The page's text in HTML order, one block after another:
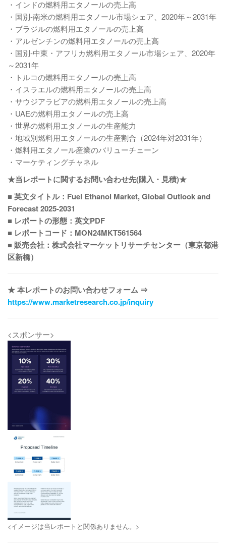
・インドの燃料用エタノールの売上高
・国別-南米の燃料用エタノール市場シェア、2020年～2031年
・ブラジルの燃料用エタノールの売上高
・アルゼンチンの燃料用エタノールの売上高
・国別-中東・アフリカ燃料用エタノール市場シェア、2020年
～2031年
・トルコの燃料用エタノールの売上高
・イスラエルの燃料用エタノールの売上高
・サウジアラビアの燃料用エタノールの売上高
・UAEの燃料用エタノールの売上高
・世界の燃料用エタノールの生産能力
・地域別燃料用エタノールの生産割合（2024年対2031年）
・燃料用エタノール産業のバリューチェーン
・マーケティングチャネル
★当レポートに関するお問い合わせ先(購入・見積)★
■ 英文タイトル：Fuel Ethanol Market, Global Outlook and
Forecast 2025-2031
■ レポートの形態：英文PDF
■ レポートコード：MON24MKT561564
■ 販売会社：株式会社マーケットリサーチセンター（東京都港
区新橋）
★ 本レポートのお問い合わせフォーム ⇒
https://www.marketresearch.co.jp/inquiry
<スポンサー>
<イメージは当レポートと関係ありません。>